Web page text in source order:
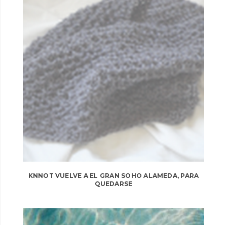
KNNOT VUELVE A EL GRAN SOHO ALAMEDA, PARA
QUEDARSE